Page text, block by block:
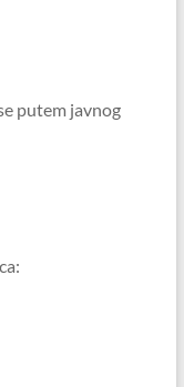
putem javnog